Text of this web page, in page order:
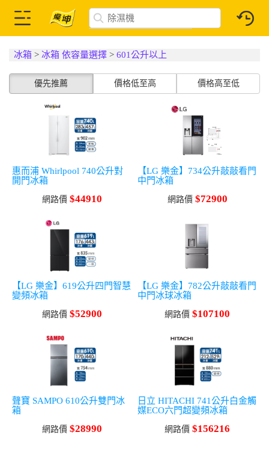
冰箱 > 冰箱 依容量選擇 >601公升以上
優先推薦 價格低至高 價格高至低
惠而浦 Whirlpool 740公升對
開門冰箱
網路價 $44910
【LG 樂金】734公升敲敲看門
中門冰箱
網路價 $72900
【LG 樂金】619公升四門智慧
變頻冰箱
網路價 $52900
【LG 樂金】782公升敲敲看門
中門冰球冰箱
網路價 $107100
聲寶 SAMPO 610公升雙門冰
箱
網路價 $28990
日立 HITACHI 741公升白金觸
媒ECO六門超變頻冰箱
網路價 $156216